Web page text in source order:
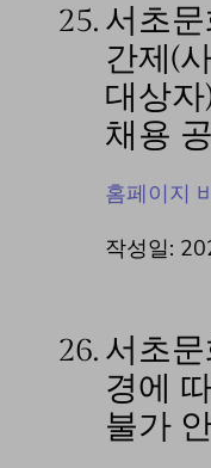
25. 서초문
간제(
대상
채용
홈페이지
작성일:
26. 서초
경에
불가